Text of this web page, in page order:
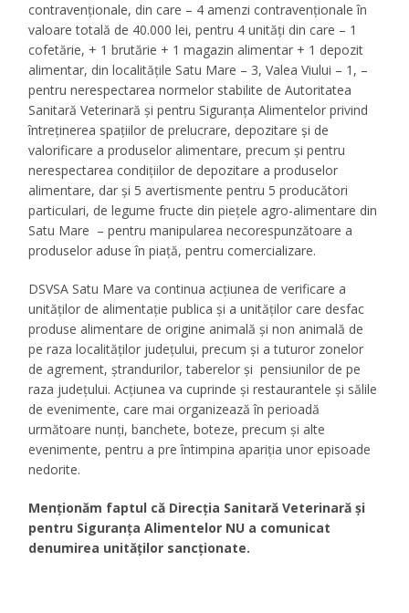
contravenționale, din care – 4 amenzi contravenționale în
valoare totală de 40.000 lei, pentru 4 unități din care – 1
cofetărie, + 1 brutărie + 1 magazin alimentar + 1 depozit
alimentar, din localitățile Satu Mare – 3, Valea Viului – 1, –
pentru nerespectarea normelor stabilite de Autoritatea
Sanitară Veterinară și pentru Siguranța Alimentelor privind
întreținerea spațiilor de prelucrare, depozitare și de
valorificare a produselor alimentare, precum și pentru
nerespectarea condițiilor de depozitare a produselor
alimentare, dar și 5 avertismente pentru 5 producători
particulari, de legume fructe din piețele agro-alimentare din
Satu Mare – pentru manipularea necorespunzătoare a
produselor aduse în piață, pentru comercializare.
DSVSA Satu Mare va continua acțiunea de verificare a
unităților de alimentație publica și a unităților care desfac
produse alimentare de origine animală și non animală de
pe raza localităților județului, precum și a tuturor zonelor
de agrement, ștrandurilor, taberelor și pensiunilor de pe
raza județului. Acțiunea va cuprinde și restaurantele și sălile
de evenimente, care mai organizează în perioadă
următoare nunți, banchete, boteze, precum și alte
evenimente, pentru a pre întimpina apariția unor episoade
nedorite.
Menționăm faptul că Direcția Sanitară Veterinară și
pentru Siguranța Alimentelor NU a comunicat
denumirea unităților sancționate.